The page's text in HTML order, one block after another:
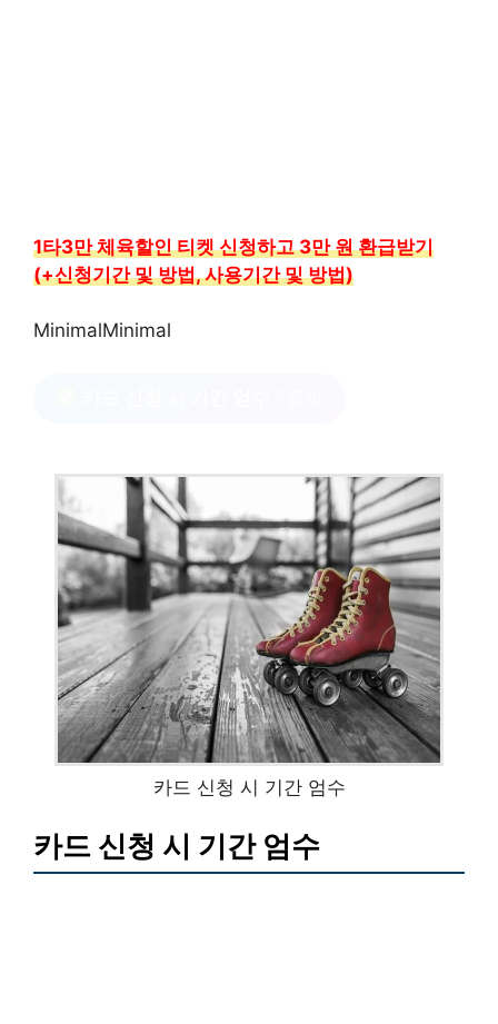
1타3만 체육할인 티켓 신청하고 3만 원 환급받기
(+신청기간 및 방법, 사용기간 및 방법)
MinimalMinimal
카드 신청 시 기간 엄수
카드 신청 시 기간 엄수